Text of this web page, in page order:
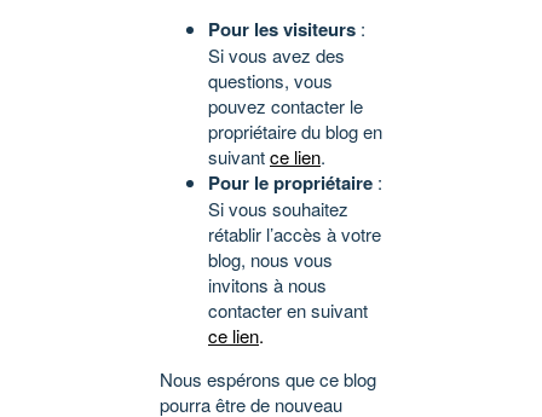
Pour les visiteurs :
Si vous avez des
questions, vous
pouvez contacter le
propriétaire du blog en
suivantce lien.
Pour le propriétaire :
Si vous souhaitez
rétablir l’accès à votre
blog, nous vous
invitons à nous
contacter en suivant
ce lien.
Nous espérons que ce blog
pourra être de nouveau